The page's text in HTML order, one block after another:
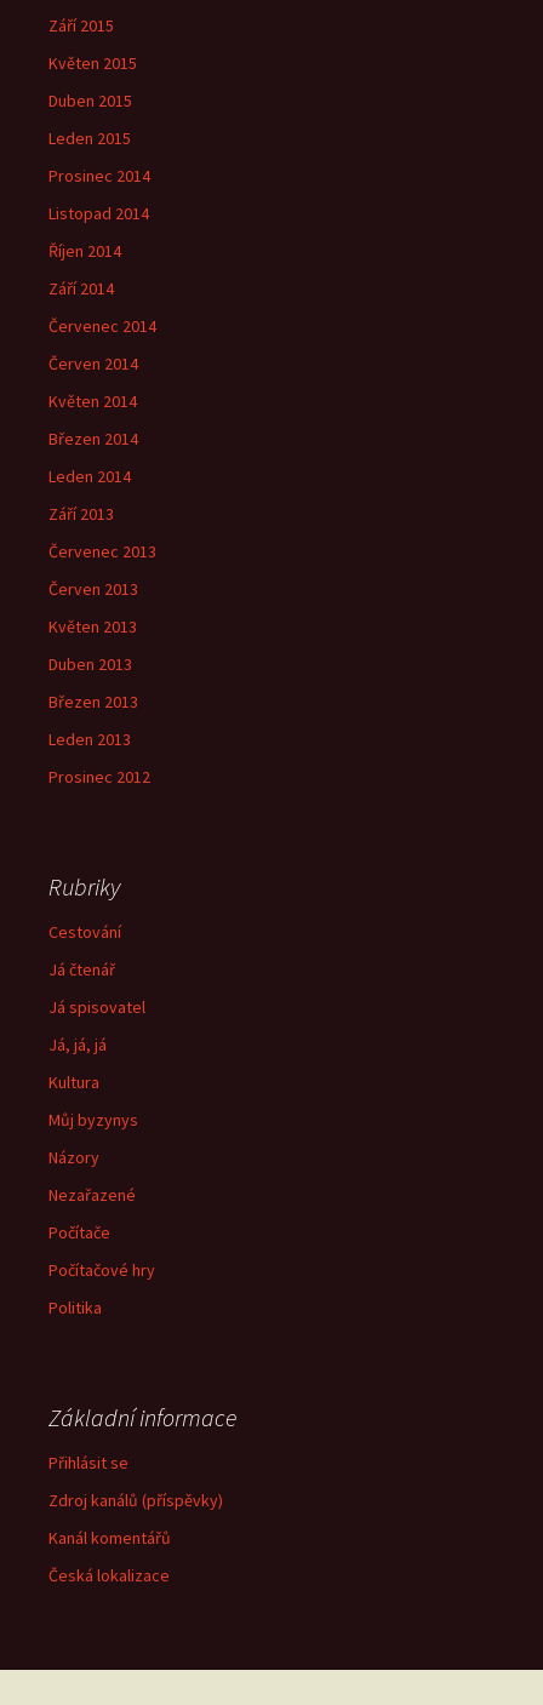
Září 2015
Květen 2015
Duben 2015
Leden 2015
Prosinec 2014
Listopad 2014
Říjen 2014
Září 2014
Červenec 2014
Červen 2014
Květen 2014
Březen 2014
Leden 2014
Září 2013
Červenec 2013
Červen 2013
Květen 2013
Duben 2013
Březen 2013
Leden 2013
Prosinec 2012
Rubriky
Cestování
Já čtenář
Já spisovatel
Já, já, já
Kultura
Můj byzynys
Názory
Nezařazené
Počítače
Počítačové hry
Politika
Základní informace
Přihlásit se
Zdroj kanálů (příspěvky)
Kanál komentářů
Česká lokalizace